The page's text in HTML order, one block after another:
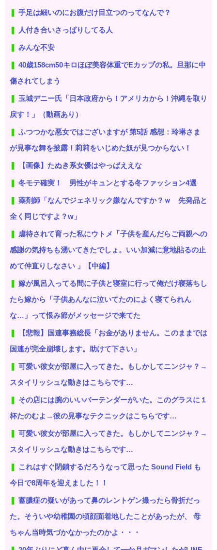
手足は細いのにお腹だけ目立つのってなんで？
人付き合いさっぱりしてる人
みんな不安
40歳158cm50キロほぼ美容体重でEカップの私。旦那に中
傷されてしまう
玉城デニー氏「日本政府から！アメリカから！沖縄を取り
戻す！」（動画あり）
ふつつかな悪女ではございますが 第5話 感想：玲琳さま
が見事な舞を披露！莉莉をいじめた奴が見つからない！
【画像】たぬき系女優はやっぱええな
冬モテ確実！ 男性がキュンとする冬ファッション4選
薬剤師「なんでジェネリック嫌なんですか？ｗ 先発品と
全く同じですよ？w」
虐待されて育った私にウトメ「子供を産んだらご両親への
感謝の気持ちも湧いてきたでしょ。いい加減に意地貼るの止
めて仲直りしなさい 」【中編】
嫁が風呂入ってる間に子供と寝室に行って俺だけ寝落ちし
たら嫁から「子供あんなに泣いてたのによく寝てられん
な…」って恨み節がメッセージで来てた
【悲報】国連事務総長「お金がありません。このままでは
国連が完全崩壊します。助けて下さい」
可愛い彼女が部屋に入ってきた。もしかしてニンジャ？→
スタイリッシュな動きはこちらです…
その店には腕のいいバーテンダーがいた。このグラスに１
杯たのむよ→彼の見事なテクニックはこちらです…
可愛い彼女が部屋に入ってきた。もしかしてニンジャ？→
スタイリッシュな動きはこちらです…
これはすぐ閉鎖するだろうなって思った Sound Field も
今日で8周年を迎えました！！
蓄膿症の疑いがあって鼻のレントゲン撮ったら骨折だっ
た。そういや幼稚園の頃顔面着地したことがあったが、 母
ちゃん当時気づかなかったのかよ・・・